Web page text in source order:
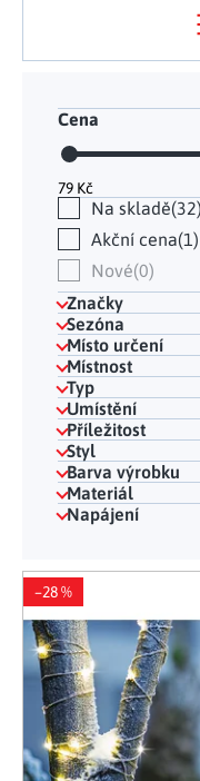
Cena
79 Kč
Na skladě 32
Akční cena 1
Nové 0
Značky
Sezóna
Místo určení
Místnost
Typ
Umístění
Příležitost
Styl
Barva výrobku
Materiál
Napájení
Výpis produktů
–28 %